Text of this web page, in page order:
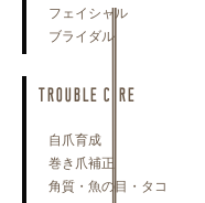
フェイシャル
ブライダル
TROUBLE CARE
自爪育成
巻き爪補正
角質・魚の目・タコ